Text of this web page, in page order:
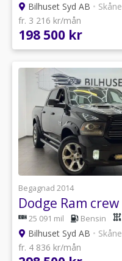
Bilhuset Syd AB • Skåne
fr. 3 216 kr/mån
198 500 kr
Begagnad 2014
25 091 mil Bensin
Bilhuset Syd AB • Skåne
fr. 4 836 kr/mån